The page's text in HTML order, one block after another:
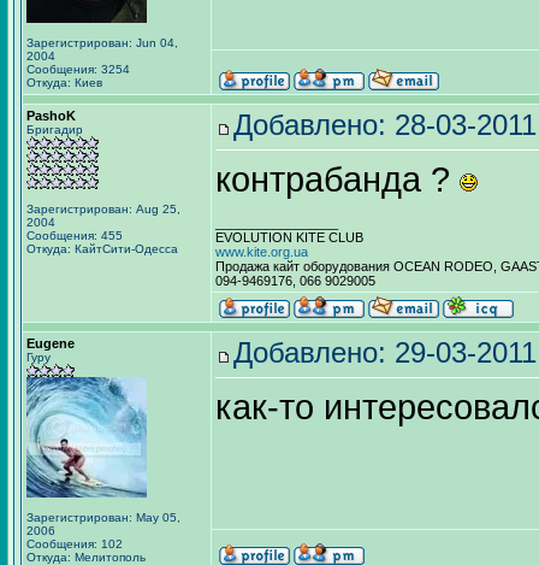
Зарегистрирован: Jun 04,
2004
Сообщения: 3254
Откуда: Киев
PashoK
Бригадир
Зарегистрирован: Aug 25,
2004
Сообщения: 455
Откуда: КайтСити-Одесса
Добавлено: 28-03-
контрабанда ?
EVOLUTION KITE CLUB
www.kite.org.ua
Продажа кайт оборудования OCEAN RODEO,
094-9469176, 066 9029005
Eugene
Гуру
Зарегистрирован: May 05,
2006
Сообщения: 102
Откуда: Мелитополь
Добавлено: 29-03-
как-то